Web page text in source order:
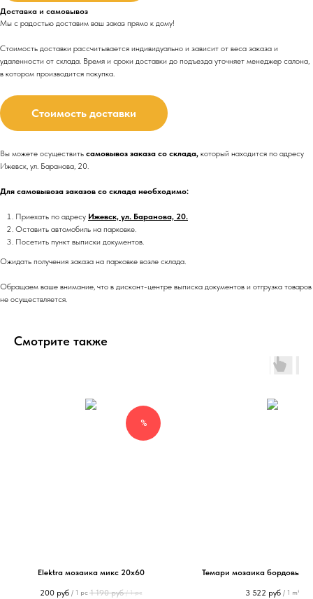
Доставка и самовывоз
Мы с радостью доставим ваш заказ прямо к дому!
Стоимость доставки рассчитывается индивидуально и зависит от веса заказа и
удаленности от склада. Время и сроки доставки до подъезда уточняет менеджер салона,
в котором производится покупка.
Стоимость доставки
Вы можете осуществить самовывоз заказа со склада, который находится по адресу
Ижевск, ул. Баранова, 20.
Для самовывоза заказов со склада необходимо:
Приехать по адресу Ижевск, ул. Баранова, 20.
Оставить автомобиль на парковке.
Посетить пункт выписки документов.
Ожидать получения заказа на парковке возле склада.
Обращаем ваше внимание, что в дисконт-центре выписка документов и отгрузка товаров
не осуществляется.
Смотрите также
%
Elektra мозаика микс 20х60
200 руб / 1 pc 1 190 руб / 1 pc
Темари мозаика бордовый
3 522 руб / 1 m²